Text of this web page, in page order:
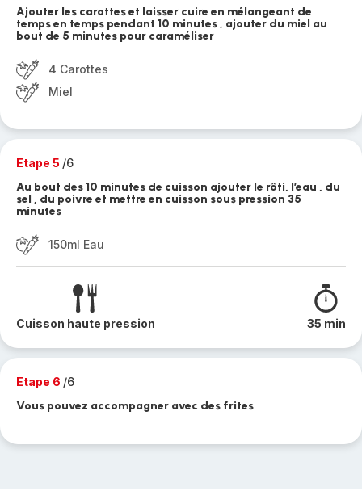
Ajouter les carottes et laisser cuire en mélangeant de
temps en temps pendant 10 minutes , ajouter du miel au
bout de 5 minutes pour caraméliser
4 Carottes
Miel
Etape 5 /6
Au bout des 10 minutes de cuisson ajouter le rôti, l’eau , du
sel , du poivre et mettre en cuisson sous pression 35
minutes
150ml Eau
Cuisson haute pression 35 min
Etape 6 /6
Vous pouvez accompagner avec des frites